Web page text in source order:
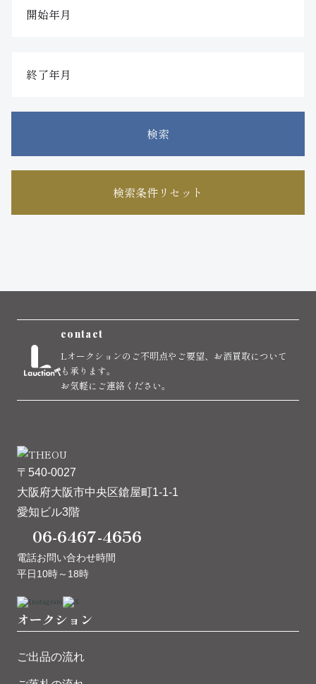
検索
検索条件リセット
contact
Lオークションのご不明点やご要望、お酒買取について
も承ります。
お気軽にご連絡ください。
〒540-0027
大阪府大阪市中央区鎗屋町1-1-1
愛知ビル3階
06-6467-4656
電話お問い合わせ時間
平日10時～18時
オークション
ご出品の流れ